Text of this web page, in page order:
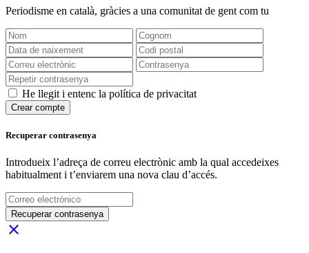
Periodisme en català, gràcies a una comunitat de gent com tu
He llegit i entenc la política de privacitat
Crear compte
Recuperar contrasenya
Introdueix l’adreça de correu electrònic amb la qual accedeixes
habitualment i t’enviarem una nova clau d’accés.
Recuperar contrasenya
close